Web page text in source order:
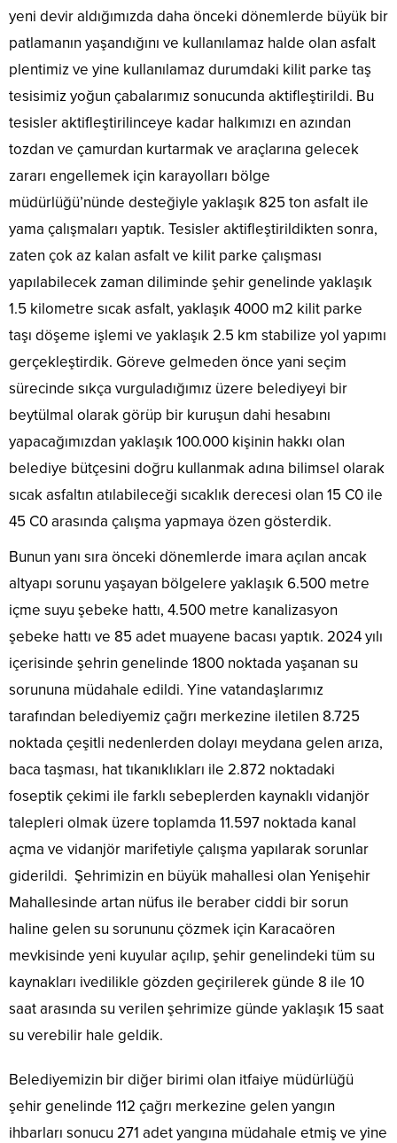
yeni devir aldığımızda daha önceki dönemlerde büyük bir
patlamanın yaşandığını ve kullanılamaz halde olan asfalt
plentimiz ve yine kullanılamaz durumdaki kilit parke taş
tesisimiz yoğun çabalarımız sonucunda aktifleştirildi. Bu
tesisler aktifleştirilinceye kadar halkımızı en azından
tozdan ve çamurdan kurtarmak ve araçlarına gelecek
zararı engellemek için karayolları bölge
müdürlüğü’nünde desteğiyle yaklaşık 825 ton asfalt ile
yama çalışmaları yaptık. Tesisler aktifleştirildikten sonra,
zaten çok az kalan asfalt ve kilit parke çalışması
yapılabilecek zaman diliminde şehir genelinde yaklaşık
1.5 kilometre sıcak asfalt, yaklaşık 4000 m2 kilit parke
taşı döşeme işlemi ve yaklaşık 2.5 km stabilize yol yapımı
gerçekleştirdik. Göreve gelmeden önce yani seçim
sürecinde sıkça vurguladığımız üzere belediyeyi bir
beytülmal olarak görüp bir kuruşun dahi hesabını
yapacağımızdan yaklaşık 100.000 kişinin hakkı olan
belediye bütçesini doğru kullanmak adına bilimsel olarak
sıcak asfaltın atılabileceği sıcaklık derecesi olan 15 C0 ile
45 C0 arasında çalışma yapmaya özen gösterdik.
Bunun yanı sıra önceki dönemlerde imara açılan ancak
altyapı sorunu yaşayan bölgelere yaklaşık 6.500 metre
içme suyu şebeke hattı, 4.500 metre kanalizasyon
şebeke hattı ve 85 adet muayene bacası yaptık. 2024 yılı
içerisinde şehrin genelinde 1800 noktada yaşanan su
sorununa müdahale edildi. Yine vatandaşlarımız
tarafından belediyemiz çağrı merkezine iletilen 8.725
noktada çeşitli nedenlerden dolayı meydana gelen arıza,
baca taşması, hat tıkanıklıkları ile 2.872 noktadaki
foseptik çekimi ile farklı sebeplerden kaynaklı vidanjör
talepleri olmak üzere toplamda 11.597 noktada kanal
açma ve vidanjör marifetiyle çalışma yapılarak sorunlar
giderildi. Şehrimizin en büyük mahallesi olan Yenişehir
Mahallesinde artan nüfus ile beraber ciddi bir sorun
haline gelen su sorununu çözmek için Karacaören
mevkisinde yeni kuyular açılıp, şehir genelindeki tüm su
kaynakları ivedilikle gözden geçirilerek günde 8 ile 10
saat arasında su verilen şehrimize günde yaklaşık 15 saat
su verebilir hale geldik.
Belediyemizin bir diğer birimi olan itfaiye müdürlüğü
şehir genelinde 112 çağrı merkezine gelen yangın
ihbarları sonucu 271 adet yangına müdahale etmiş ve yine